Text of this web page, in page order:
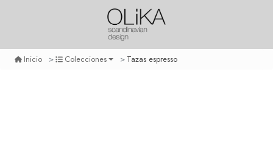
Inicio Colecciones Tazas espresso